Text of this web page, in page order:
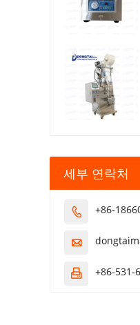
세부 연락처
 +86-

 +86-531-